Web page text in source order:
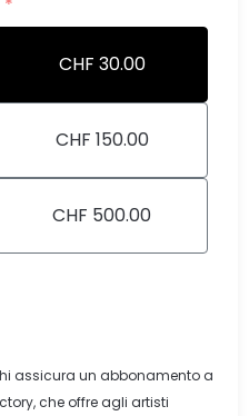
CHF 30.00
CHF 150.00
CHF 500.00
assicura un abbonamento a
che offre agli artisti